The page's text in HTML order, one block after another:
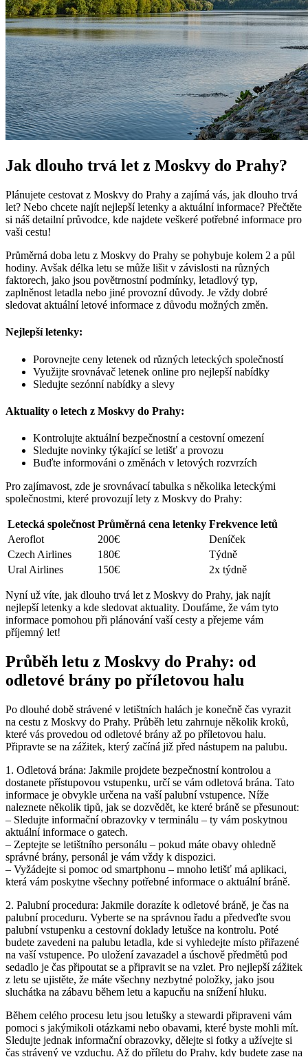
Jak dlouho trvá let z Moskvy do Prahy?
Plánujete cestovat z Moskvy do Prahy a zajímá vás, jak dlouho trvá
let? Nebo chcete najít nejlepší letenky a aktuální informace? Přečtěte
si náš detailní průvodce, kde najdete veškeré potřebné informace pro
vaši cestu!
Průměrná doba letu z Moskvy do Prahy se pohybuje kolem 2 a půl
hodiny. Avšak délka letu se může lišit v závislosti na různých
faktorech, jako jsou povětrnostní podmínky, letadlový typ,
zaplněnost letadla nebo jiné provozní důvody. Je vždy dobré
sledovat aktuální letové informace z důvodu možných změn.
Nejlepší letenky:
Porovnejte ceny letenek od různých leteckých společností
Využijte srovnávač letenek online pro nejlepší nabídky
Sledujte sezónní nabídky a slevy
Aktuality o letech z Moskvy do Prahy:
Kontrolujte aktuální bezpečnostní a cestovní omezení
Sledujte novinky týkající se letišť a provozu
Buďte informováni o změnách v letových rozvrzích
Pro zajímavost, zde je srovnávací tabulka s několika leteckými
společnostmi, které provozují lety z Moskvy do Prahy:
Letecká společnost Průměrná cena letenky Frekvence letů
Aeroflot
200€
Deníček
Czech Airlines
180€
Týdně
Ural Airlines
150€ 2x týdně
Nyní už víte, jak dlouho trvá let z Moskvy do Prahy, jak najít
nejlepší letenky a kde sledovat aktuality. Doufáme, že vám tyto
informace pomohou při plánování vaší cesty a přejeme vám
příjemný let!
Průběh letu z Moskvy do Prahy: od
odletové brány po příletovou halu
Po dlouhé době strávené v letištních halách je konečně čas vyrazit
na cestu z Moskvy do Prahy. Průběh letu zahrnuje několik kroků,
které vás provedou od odletové brány až po příletovou halu.
Připravte se na zážitek, který začíná již před nástupem na palubu.
1. Odletová brána: Jakmile projdete bezpečnostní kontrolou a
dostanete přístupovou vstupenku, určí se vám odletová brána. Tato
informace je obvykle určena na vaší palubní vstupence. Níže
naleznete několik tipů, jak se dozvědět, ke které bráně se přesunout:
– Sledujte informační obrazovky v terminálu – ty vám poskytnou
aktuální informace o gatech.
– Zeptejte se letištního personálu – pokud máte obavy ohledně
správné brány, personál je vám vždy k dispozici.
– Vyžádejte si pomoc od smartphonu – mnoho letišť má aplikaci,
která vám poskytne všechny potřebné informace o aktuální bráně.
2. Palubní procedura: Jakmile dorazíte k odletové bráně, je čas na
palubní proceduru. Vyberte se na správnou řadu a předveďte svou
palubní vstupenku a cestovní doklady letušce na kontrolu. Poté
budete zavedeni na palubu letadla, kde si vyhledejte místo přiřazené
na vaší vstupence. Po uložení zavazadel a úschově předmětů pod
sedadlo je čas připoutat se a připravit se na vzlet. Pro nejlepší zážitek
z letu se ujistěte, že máte všechny nezbytné položky, jako jsou
sluchátka na zábavu během letu a kapucňu na snížení hluku.
Během celého procesu letu jsou letušky a stewardi připraveni vám
pomoci s jakýmikoli otázkami nebo obavami, které byste mohli mít.
Sledujte jednak informační obrazovky, dělejte si fotky a užívejte si
čas strávený ve vzduchu. Až do příletu do Prahy, kdy budete zase na